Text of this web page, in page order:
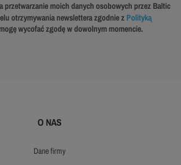
przetwarzanie moich danych osobowych przez Baltic
otrzymywania newslettera zgodnie z Polityką
wycofać zgodę w dowolnym momencie.
O NAS
dane firmy